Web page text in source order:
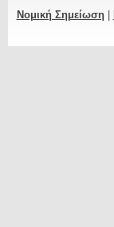
Νομική Σημείωση|